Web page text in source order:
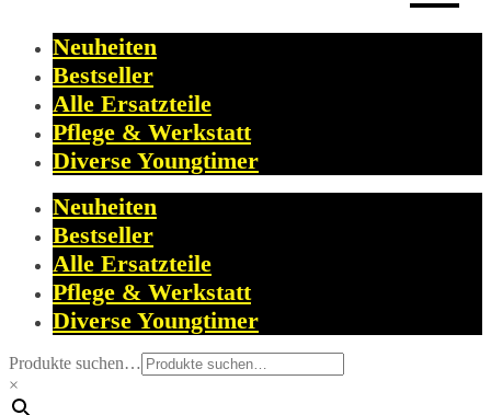
Neuheiten
Bestseller
Alle Ersatzteile
Pflege & Werkstatt
Diverse Youngtimer
Neuheiten
Bestseller
Alle Ersatzteile
Pflege & Werkstatt
Diverse Youngtimer
Produkte suchen…
×